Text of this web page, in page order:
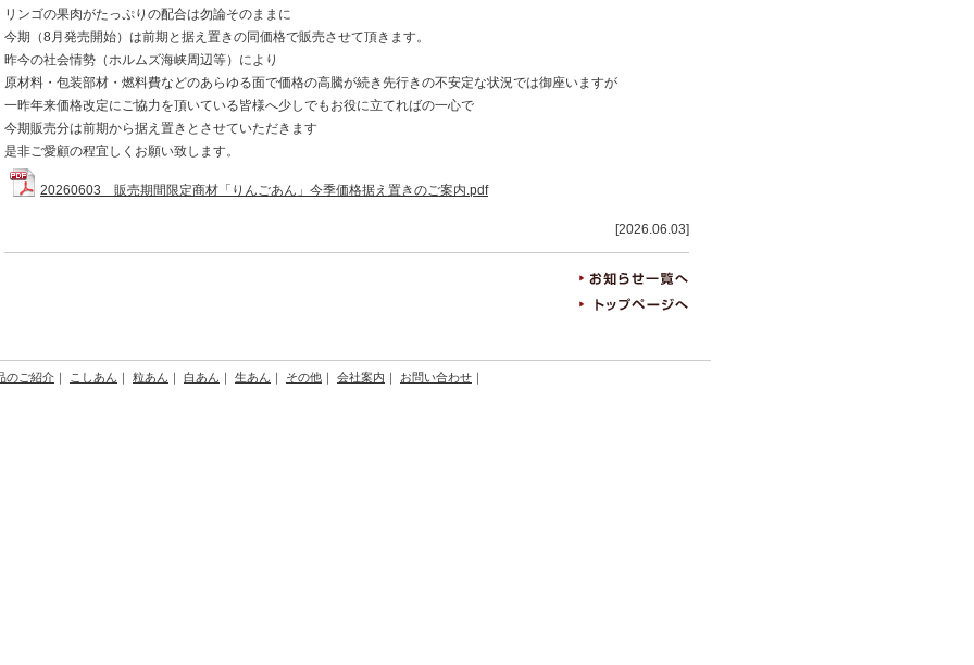
リンゴの果肉がたっぷりの配合は勿論そのままに
今期（8月発売開始）は前期と据え置きの同価格で販売させて頂きます。
昨今の社会情勢（ホルムズ海峡周辺等）により
原材料・包装部材・燃料費などのあらゆる面で価格の高騰が続き先行きの不安定な状況では御座いますが
一昨年来価格改定にご協力を頂いている皆様へ少しでもお役に立てればの一心で
今期販売分は前期から据え置きとさせていただきます
是非ご愛顧の程宜しくお願い致します。
20260603 販売期間限定商材「りんごあん」今季価格据え置きのご案内.pdf
[2026.06.03]
のご紹介 ｜ こしあん ｜ 粒あん ｜ 白あん ｜ 生あん ｜ その他 ｜ 会社案内 ｜ お問い合わせ ｜